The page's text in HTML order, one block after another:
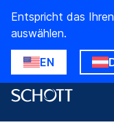
Entspricht das
auswählen.
EN